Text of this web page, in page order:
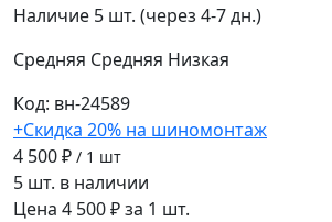
Наличие 5 шт. (через 4-7 дн.)
Средняя Средняя Низкая
Код: вн-24589
+Скидка 20% на шиномонтаж
4 500 ₽ / 1 шт
5 шт. в наличии
Цена 4 500 ₽ за 1 шт.